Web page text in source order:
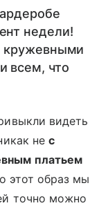
недели!
кружевными
всем, что
видеть
не с
платьем
этот образ мы
точно можно